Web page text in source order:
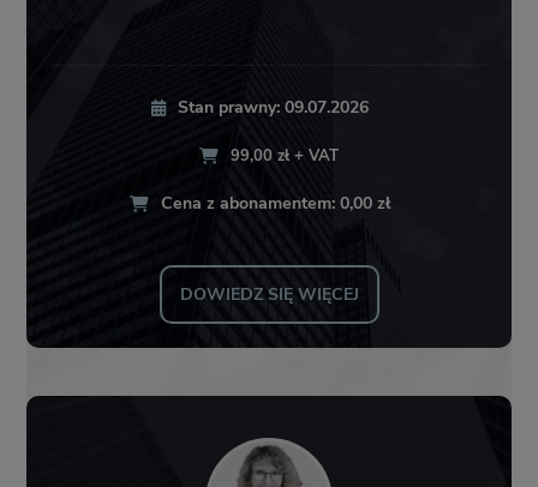
Stan prawny: 09.07.2026
99,00 zł + VAT
Cena z abonamentem: 0,00 zł
DOWIEDZ SIĘ WIĘCEJ